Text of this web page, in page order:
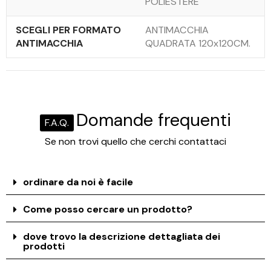
SCEGLI PER FORMATO
ANTIMACCHIA
ANTIMACCHIA
QUADRATA 120x120CM.
F.A.Q. Domande frequenti
Se non trovi quello che cerchi contattaci
ordinare da noi è facile
Come posso cercare un prodotto?
dove trovo la descrizione dettagliata dei
prodotti